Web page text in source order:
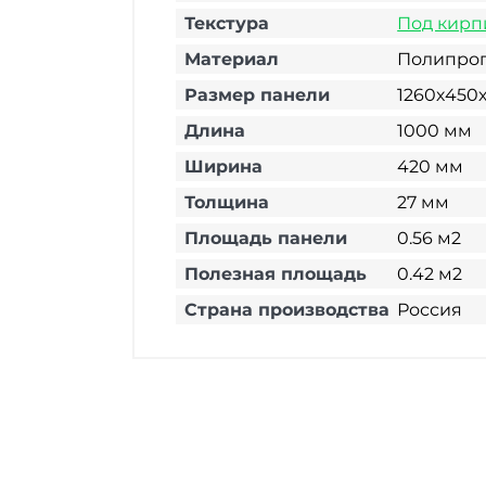
Текстура
Под
Материал
Размер панели
Длина
1000 мм
Ширина
420 мм
Толщина
27 мм
Площадь панели
0.56 м2
Полезная площадь
0.42 м2
Страна производства Россия